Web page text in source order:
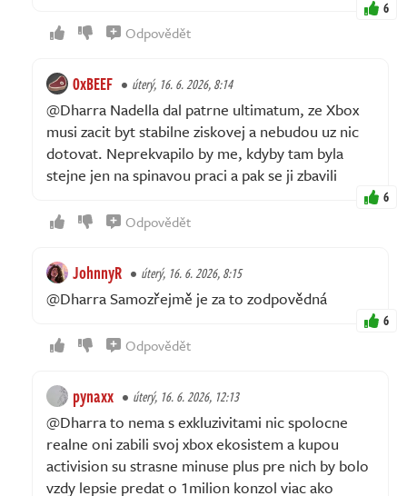
6
Odpovědět
0xBEEF úterý, 16. 6. 2026, 8:14
@Dharra Nadella dal patrne ultimatum, ze Xbox
musi zacit byt stabilne ziskovej a nebudou uz nic
dotovat. Neprekvapilo by me, kdyby tam byla
stejne jen na spinavou praci a pak se ji zbavili
6
Odpovědět
JohnnyR úterý, 16. 6. 2026, 8:15
@Dharra Samozřejmě je za to zodpovědná
6
Odpovědět
pynaxx úterý, 16. 6. 2026, 12:13
@Dharra to nema s exkluzivitami nic spolocne
realne oni zabili svoj xbox ekosistem a kupou
activision su strasne minuse plus pre nich by bolo
vzdy lepsie predat o 1milion konzol viac ako